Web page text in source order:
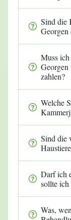
Sind die
Georgen
Muss
zahlen?
Welche
Sind die
Darf ich
sollte ich
Was,